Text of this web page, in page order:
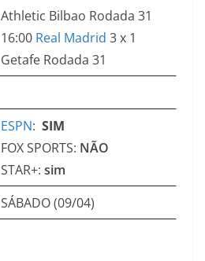
Athletic Bilbao Rodada 31
16:00 Real Madrid 3 x 1
Getafe Rodada 31
ESPN: SIM
FOX SPORTS: NÃO
STAR+: sim
SÁBADO (09/04)